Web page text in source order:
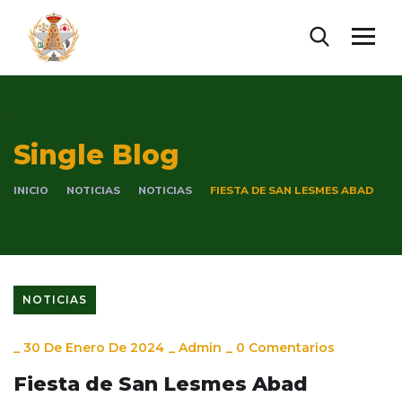
Single Blog
INICIO NOTICIAS NOTICIAS FIESTA DE SAN LESMES ABAD
NOTICIAS
30 De Enero De 2024 Admin 0 Comentarios
Fiesta de San Lesmes Abad